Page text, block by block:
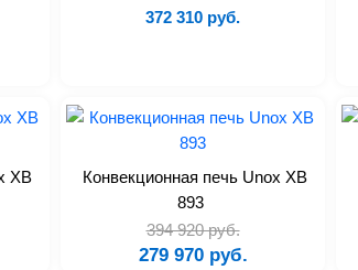
372 310 руб.
XB
Конвекционная печь Unox XB
893
394 920 руб.
279 970 руб.